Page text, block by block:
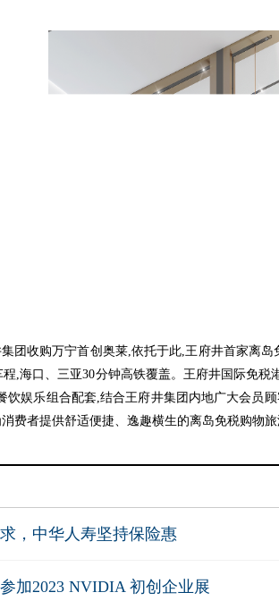
集团收购万宁首创奥莱,依托于此,王府井首家离
,海口、三亚30分钟高铁覆盖。王府井国际免
饮娱乐组合配套,结合王府井集团内地广大会员
费者提供舒适便捷、逸趣横生的离岛免税购物
，中华人寿坚持保险惠
加2023 NVIDIA 初创企业展